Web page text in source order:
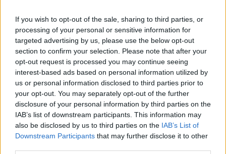
If you wish to opt-out of the sale, sharing to third parties, or
processing of your personal or sensitive information for
targeted advertising by us, please use the below opt-out
section to confirm your selection. Please note that after your
opt-out request is processed you may continue seeing
interest-based ads based on personal information utilized by
us or personal information disclosed to third parties prior to
your opt-out. You may separately opt-out of the further
disclosure of your personal information by third parties on the
IAB’s list of downstream participants. This information may
also be disclosed by us to third parties on the IAB’s List of
Downstream Participants that may further disclose it to other
dalok is kellenek, és kijelenthetjük, hogy
Minda Endre és Pogár László zenekarának
slágerérzékenysége finoman szólva is
kivételes. Szinte csak slágereket voltak
képesek írni, és hát nagy szó ez egy olyan
zenekar esetében, amelyiknek legalább annyi
köze van a dark-rockhoz, mint a korai Kim
Wilde-lemezekhez.
A best of kiváló merítés a már feloszlott
zenekar négy albumából, senkiben sem lehet